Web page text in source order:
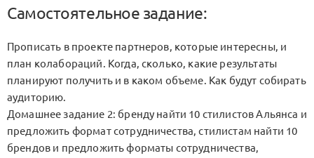
Самостоятельное задание:
Прописать в проекте партнеров, которые интересны, и
план колабораций. Когда, сколько, какие результаты
планируют получить и в каком объеме. Как будут собирать
аудиторию.
Домашнее задание 2: бренду найти 10 стилистов Альянса и
предложить формат сотрудничества, стилистам найти 10
брендов и предложить форматы сотрудничества,